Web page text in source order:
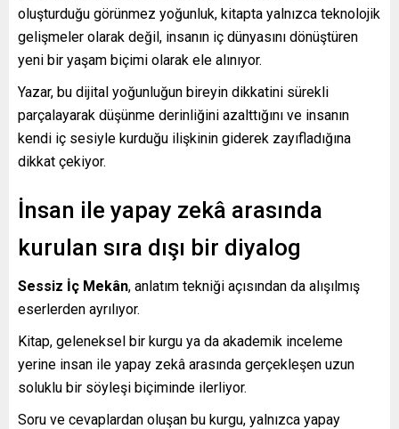
oluşturduğu görünmez yoğunluk, kitapta yalnızca teknolojik
gelişmeler olarak değil, insanın iç dünyasını dönüştüren
yeni bir yaşam biçimi olarak ele alınıyor.
Yazar, bu dijital yoğunluğun bireyin dikkatini sürekli
parçalayarak düşünme derinliğini azalttığını ve insanın
kendi iç sesiyle kurduğu ilişkinin giderek zayıfladığına
dikkat çekiyor.
İnsan ile yapay zekâ arasında
kurulan sıra dışı bir diyalog
Sessiz İç Mekân, anlatım tekniği açısından da alışılmış
eserlerden ayrılıyor.
Kitap, geleneksel bir kurgu ya da akademik inceleme
yerine insan ile yapay zekâ arasında gerçekleşen uzun
soluklu bir söyleşi biçiminde ilerliyor.
Soru ve cevaplardan oluşan bu kurgu, yalnızca yapay